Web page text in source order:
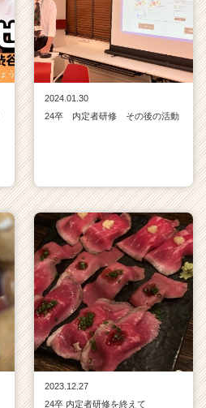
2024.01.30
24卒 内定者研修 その後の活動
2023.12.27
24卒 内定者研修を終えて